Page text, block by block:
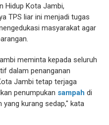
Hidup Kota Jambi,
TPS liar ini menjadi tugas
masyarakat agar
meminta kepada seluruh
dalam penanganan
Jambi tetap terjaga
penumpukan sampah di
kurang sedap," kata